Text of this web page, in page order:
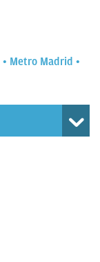
Metro Madrid